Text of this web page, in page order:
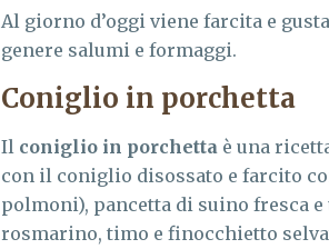
Al giorno d’oggi viene farcita e
genere salumi e formaggi.
Coniglio in porchetta
Il coniglio in porchetta è una
con il coniglio disossato e farcito
polmoni), pancetta di suino fresca
rosmarino, timo e finocchietto